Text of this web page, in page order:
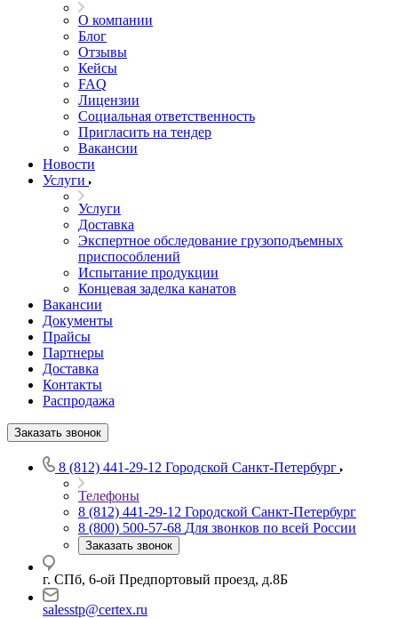
О компании
Блог
Отзывы
Кейсы
FAQ
Лицензии
Социальная ответственность
Пригласить на тендер
Вакансии
Новости
Услуги
Услуги
Доставка
Экспертное обследование грузоподъемных
приспособлений
Испытание продукции
Концевая заделка канатов
Вакансии
Документы
Прайсы
Партнеры
Доставка
Контакты
Распродажа
Заказать звонок
8 (812) 441-29-12 Городской Санкт-Петербург
Телефоны
8 (812) 441-29-12 Городской Санкт-Петербург
8 (800) 500-57-68 Для звонков по всей России
Заказать звонок
г. СПб, 6-ой Предпортовый проезд, д.8Б
salesstp@certex.ru